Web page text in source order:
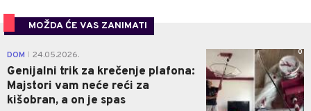
MOŽDA ĆE VAS ZANIMATI
DOM 24.05.2026.
Genijalni trik za krečenje plafona:
Majstori vam neće reći za
kišobran, a on je spas
0